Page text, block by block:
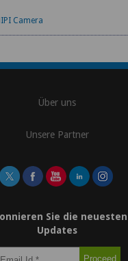
Camera
Über uns
Unsere Partner
Sie die neuesten
Updates
\